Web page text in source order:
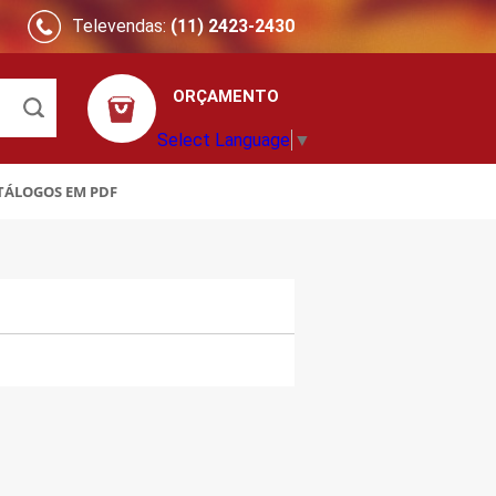
Televendas: (11) 2423-2430
ORÇAMENTO
Select Language ▼
EM PDF